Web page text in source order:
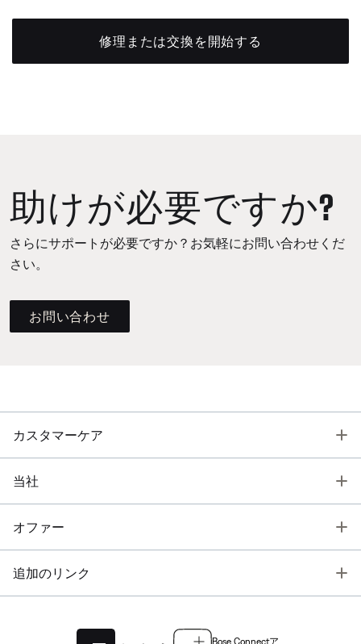
修理または交換を開始する
助けが必要ですか?
さらにサポートが必要ですか？お気軽にお問い合わせくだ
さい。
お問い合わせ
カスタマーケア
当社
オファー
追加のリンク
Bose Connectア